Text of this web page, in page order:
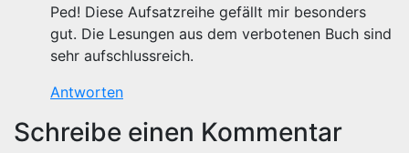
Ped! Diese Aufsatzreihe gefällt mir besonders
gut. Die Lesungen aus dem verbotenen Buch sind
sehr aufschlussreich.
Antworten
Schreibe einen Kommentar